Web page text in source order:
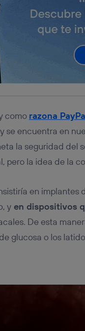
como razona
y se encuentra en
la seguridad del
pero la idea de la
en implantes
yen dispositivos
De esta
glucosa o los